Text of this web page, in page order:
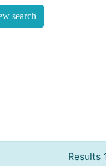
search
Results